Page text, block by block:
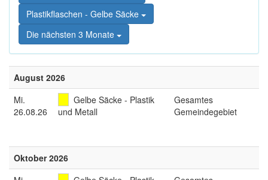
Sitemap
springen,
Accesskey
Plastikflaschen - Gelbe Säcke
Die nächsten 3 Monate
August 2026
Mi.
26.08.26
Gelbe Säcke - Plastik
und Metall
Gesamtes
Gemeindegebiet
Oktober 2026